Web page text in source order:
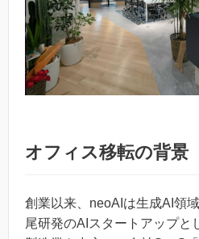
オフィス移転の背景
創業以来、neoAIは生成AI領
尾研発のAIスタートアップと